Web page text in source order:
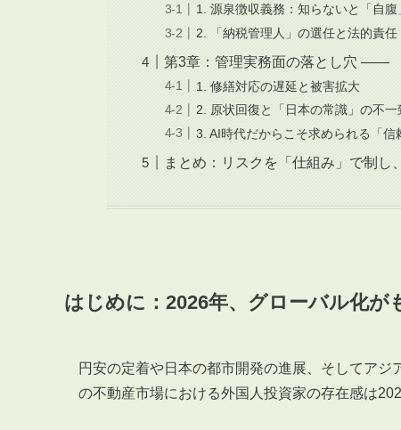
1. 源泉徴収義務：知らないと「自
2. 「納税管理人」の選任と法的責任
第3章：管理実務面の落とし穴 ――
1. 修繕対応の遅延と被害拡大
2. 原状回復と「日本の常識」の不一
3. AI時代だからこそ求められる「信
まとめ：リスクを「仕組み」で制し
はじめに：2026年、グローバル化が
円安の定着や日本の都市開発の進展、そしてア
の不動産市場における外国人投資家の存在感は